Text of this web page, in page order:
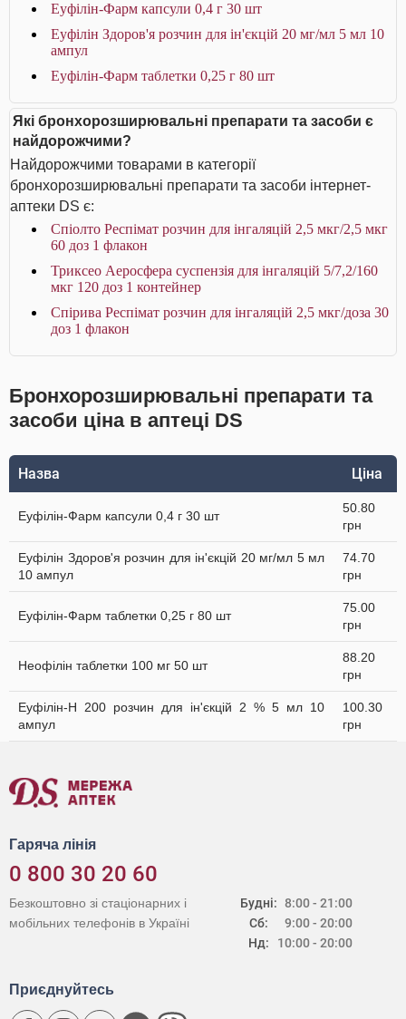
Еуфілін-Фарм капсули 0,4 г 30 шт
Еуфілін Здоров'я розчин для ін'єкцій 20 мг/мл 5 мл 10
ампул
Еуфілін-Фарм таблетки 0,25 г 80 шт
Які бронхорозширювальні препарати та засоби є
найдорожчими?
Найдорожчими товарами в категорії
бронхорозширювальні препарати та засоби інтернет-
аптеки DS є:
Спіолто Респімат розчин для інгаляцій 2,5 мкг/2,5 мкг
60 доз 1 флакон
Триксео Аеросфера суспензія для інгаляцій 5/7,2/160
мкг 120 доз 1 контейнер
Спірива Респімат розчин для інгаляцій 2,5 мкг/доза 30
доз 1 флакон
Бронхорозширювальні препарати та
засоби ціна в аптеці DS
Назва Ціна
Еуфілін-Фарм капсули 0,4 г 30 шт
50.80
грн
Еуфілін Здоров'я розчин для ін'єкцій 20 мг/мл 5 мл
10 ампул
74.70
грн
Еуфілін-Фарм таблетки 0,25 г 80 шт
75.00
грн
Неофілін таблетки 100 мг 50 шт
88.20
грн
Еуфілін-Н 200 розчин для ін'єкцій 2 % 5 мл 10
ампул
100.30
грн
Гаряча лінія
0 800 30 20 60
Будні:
Сб:
Нд:
8:00 - 21:00
9:00 - 20:00
10:00 - 20:00
Безкоштовно зі стаціонарних і
мобільних телефонів в Україні
Приєднуйтесь